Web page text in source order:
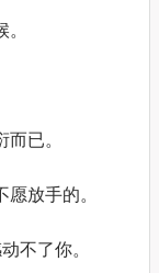
已。
放手的。
不了你。